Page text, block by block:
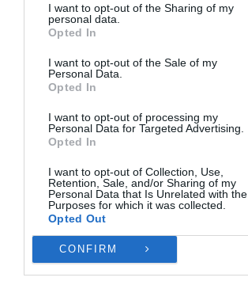
I want to opt-out of the Sharing of my
personal data.
Opted In
I want to opt-out of the Sale of my
Personal Data.
Opted In
I want to opt-out of processing my
Personal Data for Targeted Advertising.
Opted In
I want to opt-out of Collection, Use,
Retention, Sale, and/or Sharing of my
Personal Data that Is Unrelated with the
Purposes for which it was collected.
Opted Out
CONFIRM
ΠΡΟΒΟΛΉ ΠΡΟΤΙΜΉΣΕΩΝ
Πολιτική Cookies